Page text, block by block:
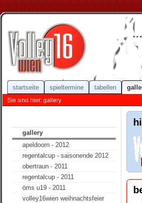
startseite spieltermine tabellen
Sie sind hier: gallery
gallery
apeldoorn - 2012
regentalcup - saisonende 2012
obertraun - 2011
regentalcup - 2011
öms u19 - 2011
volley16wien weihnachtsfeier